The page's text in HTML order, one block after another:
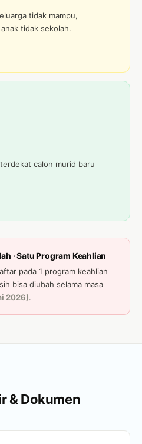
tidak mampu,
tidak sekolah.
calon murid baru
· Satu Program Keahlian
pada 1 program keahlian
bisa diubah selama masa
2026).
& Dokumen